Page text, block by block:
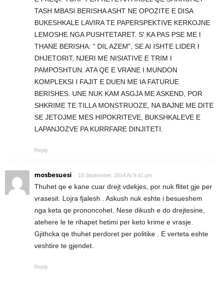
TASH MBASI BERISHA ASHT NE OPOZITE E DISA
BUKESHKALE LAVIRA TE PAPERSPEKTIVE KERKOJNE
LEMOSHE NGA PUSHTETARET. S' KA PAS PSE ME I
THANE BERISHA: " DIL AZEM", SE AI ISHTE LIDER I
DHJETORIT, NJERI ME NISIATIVE E TRIM I
PAMPOSHTUN. ATA QE E VRANE I MUNDON
KOMPLEKSI I FAJIT E DUEN ME IA FATURUE
BERISHES. UNE NUK KAM ASGJA ME ASKEND, POR
SHKRIME TE TILLA MONSTRUOZE, NA BAJNE ME DITE
SE JETOJME MES HIPOKRITEVE, BUKSHKALEVE E
LAPANJOZVE PA KURRFARE DINJITETI.
Reply
mosbesuesi 18 September, 2014 At 9:41 pm
Thuhet qe e kane cuar drejt vdekjes, por nuk flitet gje per
vrasesit. Lojra fjalesh . Askush nuk eshte i besueshem
nga keta qe prononcohet. Nese dikush e do drejtesine,
atehere le te rihapet hetimi per keto krime e vrasje.
Gjithcka qe thuhet perdoret per politike . E verteta eshte
veshtire te gjendet.
Reply